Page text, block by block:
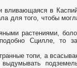
вливающаяся в
для того, чтобы
растениями,
Сцилле, то
топи, а